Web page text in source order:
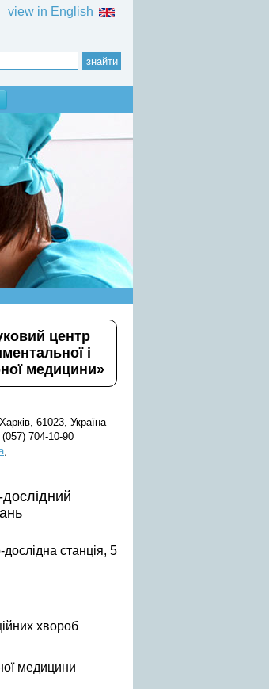
view in English
центр
і
медицини»
61023, Україна
704-10-90
,
станція, 5
хвороб
медицини